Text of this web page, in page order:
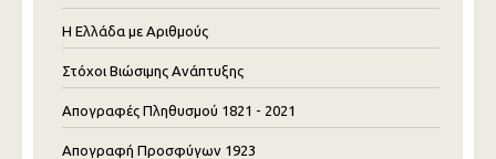
Η Ελλάδα με Αριθμούς
Στόχοι Βιώσιμης Ανάπτυξης
Απογραφές Πληθυσμού 1821 - 2021
Απογραφή Προσφύγων 1923